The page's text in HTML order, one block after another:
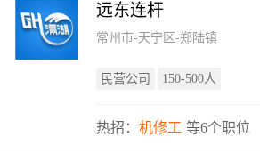
远东连杆
常州市-天宁区-郑陆镇
民营公司 150-500人
热招： 机修工 等6个职位